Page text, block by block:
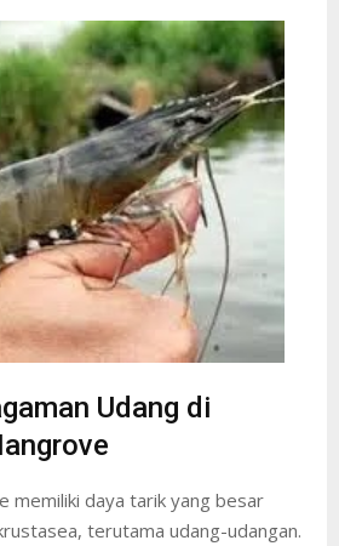
Udang di
memiliki daya tarik yang besar
terutama udang-udangan.